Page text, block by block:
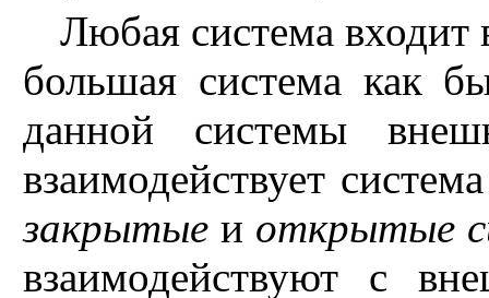
Любая система входит
большая система как
данной системы
взаимодействует
закрытые и открытые
взаимодействуют с